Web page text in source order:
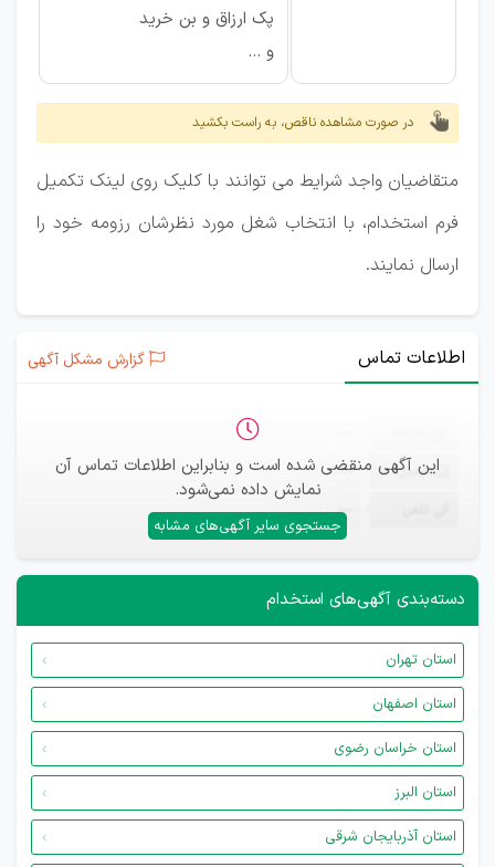
پک ارزاق و بن خرید
و ...
در صورت مشاهده ناقص، به راست بکشید
متقاضیان واجد شرایط می توانند با کلیک روی لینک تکمیل
فرم استخدام، با انتخاب شغل مورد نظرشان رزومه خود را
ارسال نمایند.
اطلاعات تماس گزارش مشکل آگهی
این آگهی منقضی شده است و بنابراین اطلاعات تماس آن
نمایش داده نمی‌شود.
جستجوی سایر آگهی‌های مشابه
ایمیل —
—
دسته‌بندی آگهی‌های استخدام
استان تهران
استان اصفهان
استان خراسان رضوی
استان البرز
استان آذربایجان شرقی